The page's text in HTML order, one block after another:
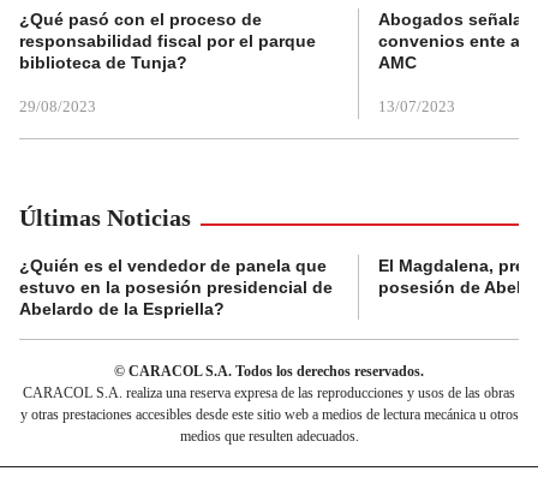
¿Qué pasó con el proceso de
responsabilidad fiscal por el parque
biblioteca de Tunja?
29/08/2023
Abogados
convenios ente
AMC
13/07/2023
Últimas Noticias
¿Quién es el vendedor de panela que
estuvo en la posesión presidencial de
Abelardo de la Espriella?
El Magdalena,
posesión de
© CARACOL S.A. Todos los derechos reservados.
CARACOL S.A. realiza una reserva expresa de las reproducciones y usos de las obras
y otras prestaciones accesibles desde este sitio web a medios de lectura mecánica u otros
medios que resulten adecuados.